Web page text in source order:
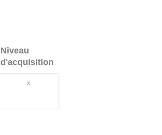
Niveau
d'acquisition
x